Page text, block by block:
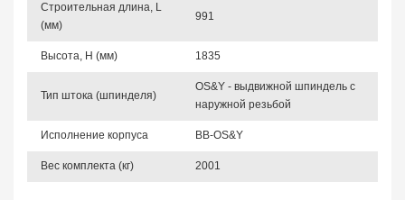
Строительная длина, L
(мм)
991
Высота, Н (мм) 1835
Тип штока (шпинделя)
OS&Y - выдвижной шпиндель с
наружной резьбой
Исполнение корпуса BB-OS&Y
Вес комплекта (кг) 2001